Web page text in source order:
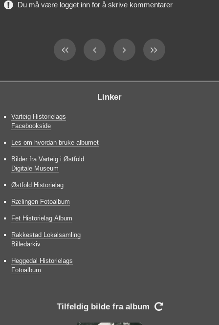
Du må være logget inn for å skrive kommentarer
Linker
Varteig Historielags
Facebookside
Les om hvordan bruke albumet
Bilder fra Varteig i Østfold
Digitale Museum
Østfold Historielag
Rælingen Fotoalbum
Fet Historielag Album
Rakkestad Lokalsamling
Billedarkiv
Heggedal Historielags
Fotoalbum
Tilfeldig bilde fra album 